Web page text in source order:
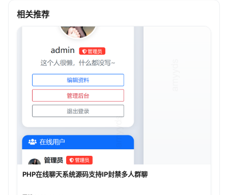
相关推荐
PHP在线聊天系统源码支持IP封禁多人群聊